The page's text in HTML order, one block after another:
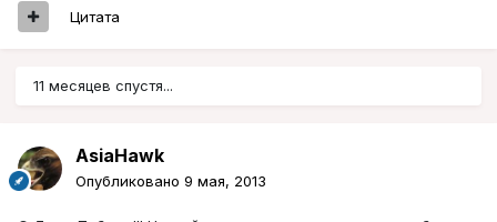
Цитата
11 месяцев спустя...
AsiaHawk
Опубликовано 9 мая, 2013